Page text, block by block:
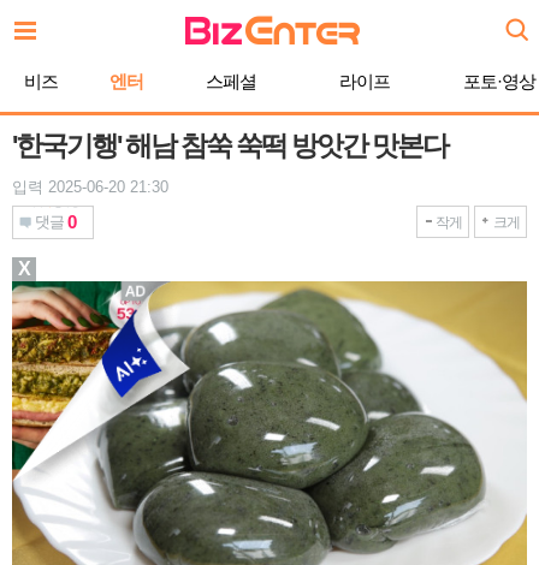
문
비즈 엔터 스페셜 라이프 포토·영상
'한국기행' 해남 참쑥 쑥떡 방앗간 맛본다
입력 2025-06-20 21:30
댓글 0 작게 크게
X